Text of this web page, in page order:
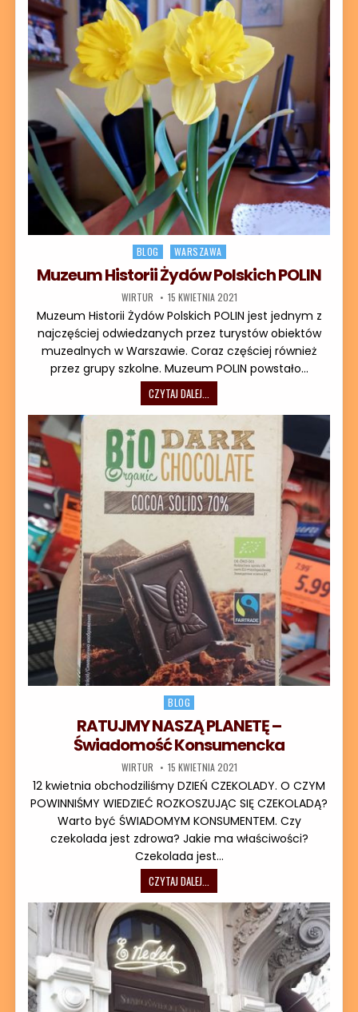
Posted in
BLOG WARSZAWA
Muzeum Historii Żydów Polskich POLIN
AUTOR:
WIRTUR DATA PUBLIKACJI:
15 KWIETNIA 2021
Muzeum Historii Żydów Polskich POLIN jest jednym z
najczęściej odwiedzanych przez turystów obiektów
muzealnych w Warszawie. Coraz częściej również
przez grupy szkolne. Muzeum POLIN powstało…
CZYTAJ DALEJ...
Posted in
BLOG
RATUJMY NASZĄ PLANETĘ –
Świadomość Konsumencka
AUTOR:
WIRTUR DATA PUBLIKACJI:
15 KWIETNIA 2021
12 kwietnia obchodziliśmy DZIEŃ CZEKOLADY. O CZYM
POWINNIŚMY WIEDZIEĆ ROZKOSZUJĄC SIĘ CZEKOLADĄ?
Warto być ŚWIADOMYM KONSUMENTEM. Czy
czekolada jest zdrowa? Jakie ma właściwości?
Czekolada jest…
CZYTAJ DALEJ...